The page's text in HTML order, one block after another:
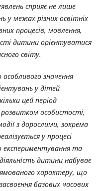
сприяє не лише
у межах різних освітніх
процесів, мовлення,
дитини орієнтуватися
світу.
значення
у дітей
цей період
особистості,
з дорослими, зокрема
у процесі
експериментування та
дитини набуває
характеру, що
базових часових